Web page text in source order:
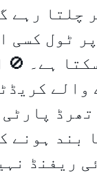
چلتا رہے
ٹول کسی
ہے۔ 🚫
والے
تھرڈ
بند ہونے
ریفنڈ